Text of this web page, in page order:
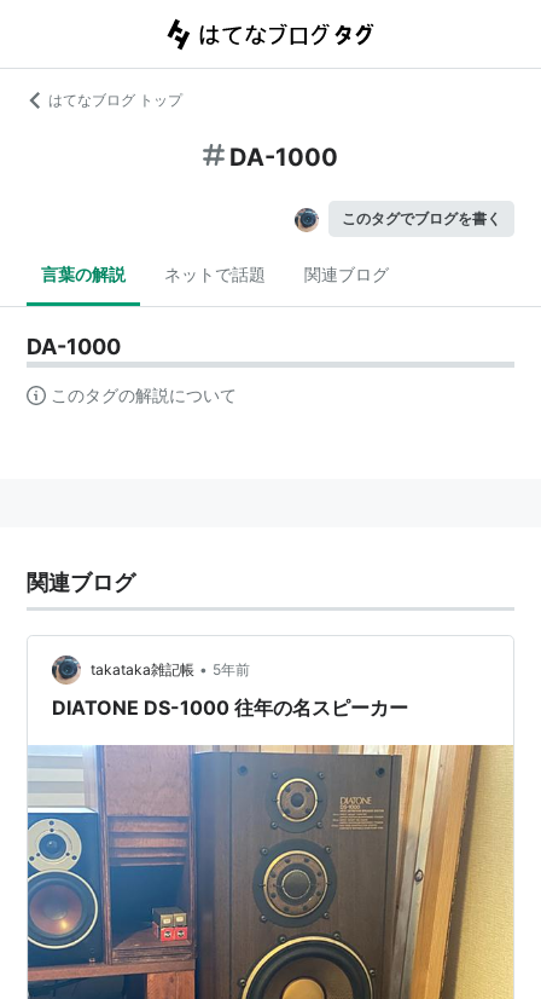
はてなブログ トップ
DA-1000
このタグでブログを書く
言葉の解説 ネットで話題 関連ブログ
DA-1000
このタグの解説について
関連ブログ
takataka雑記帳 • 5年前
DIATONE DS-1000 往年の名スピーカー